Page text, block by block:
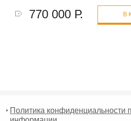
770 000 Р. В
Политика конфиденциальности